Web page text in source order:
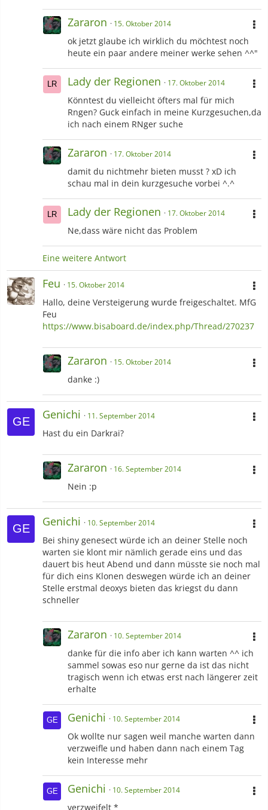
Zararon 15. Oktober 2014
ok jetzt glaube ich wirklich du möchtest noch
heute ein paar andere meiner werke sehen ^^"
Lady der Regionen 17. Oktober 2014
Könntest du vielleicht öfters mal für mich
Rngen? Guck einfach in meine Kurzgesuchen,da
ich nach einem RNger suche
Zararon 17. Oktober 2014
damit du nichtmehr bieten musst ? xD ich
schau mal in dein kurzgesuche vorbei ^.^
Lady der Regionen 17. Oktober 2014
Ne,dass wäre nicht das Problem
Eine weitere Antwort
Feu 15. Oktober 2014
Hallo, deine Versteigerung wurde freigeschaltet. MfG
Feu
https://www.bisaboard.de/index.php/Thread/270237
Zararon 15. Oktober 2014
danke :)
Genichi 11. September 2014
Hast du ein Darkrai?
Zararon 16. September 2014
Nein :p
Genichi 10. September 2014
Bei shiny genesect würde ich an deiner Stelle noch
warten sie klont mir nämlich gerade eins und das
dauert bis heut Abend und dann müsste sie noch mal
für dich eins Klonen deswegen würde ich an deiner
Stelle erstmal deoxys bieten das kriegst du dann
schneller
Zararon 10. September 2014
danke für die info aber ich kann warten ^^ ich
sammel sowas eso nur gerne da ist das nicht
tragisch wenn ich etwas erst nach längerer zeit
erhalte
Genichi 10. September 2014
Ok wollte nur sagen weil manche warten dann
verzweifle und haben dann nach einem Tag
kein Interesse mehr
Genichi 10. September 2014
verzweifelt *